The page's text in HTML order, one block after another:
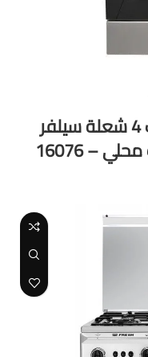
بوتجاز فريش 60سم روك 4 شعلة سيلفر